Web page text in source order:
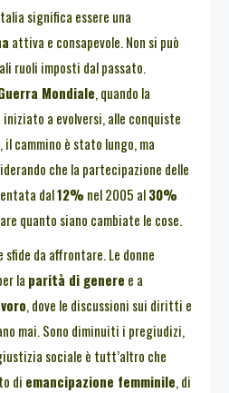
significa essere una
attiva e consapevole. Non si può
ruoli imposti dal passato.
Mondiale, quando la
iniziato a evolversi, alle conquiste
cammino è stato lungo, ma
che la partecipazione delle
dal12% nel 2005 al30%
quanto siano cambiate le cose.
da affrontare. Le donne
la parità di genere e a
, dove le discussioni sui diritti e
mai. Sono diminuiti i pregiudizi,
sociale è tutt’altro che
di emancipazione femminile, di